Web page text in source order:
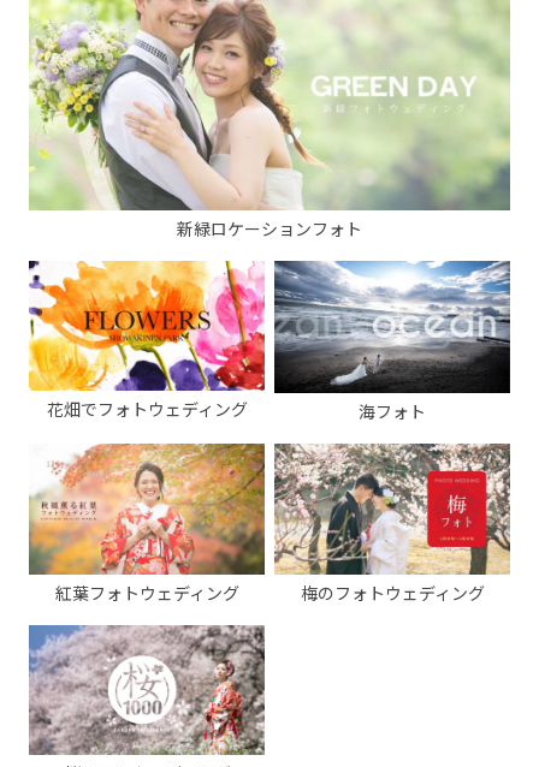
新緑ロケーションフォト
花畑でフォトウェディング 海フォト
紅葉フォトウェディング 梅のフォトウェディング